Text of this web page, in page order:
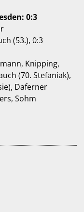
0:3
(53.), 0:3
Knipping,
(70. Stefaniak),
Daferner
Sohm